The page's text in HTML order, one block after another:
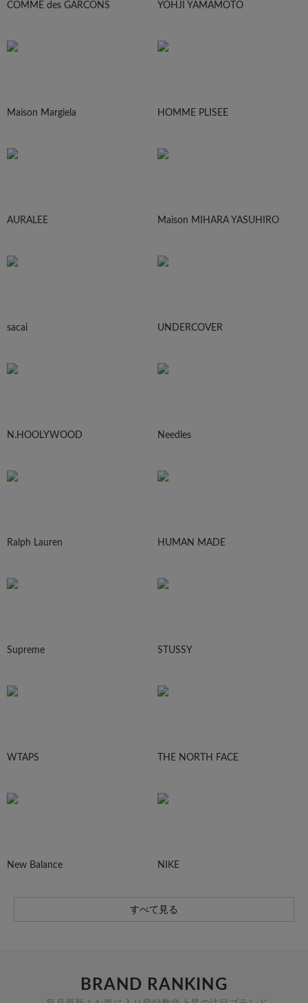
COMME des GARCONS YOHJI YAMAMOTO
Maison Margiela HOMME PLISEE
AURALEE Maison MIHARA YASUHIRO
sacai UNDERCOVER
N.HOOLYWOOD Needles
Ralph Lauren HUMAN MADE
Supreme STUSSY
WTAPS THE NORTH FACE
New Balance NIKE
すべて見る
BRAND RANKING